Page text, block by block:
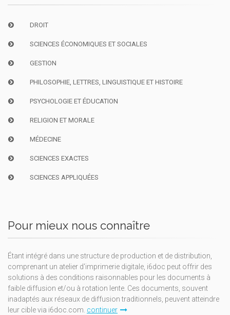
DROIT
SCIENCES ÉCONOMIQUES ET SOCIALES
GESTION
PHILOSOPHIE, LETTRES, LINGUISTIQUE ET HISTOIRE
PSYCHOLOGIE ET ÉDUCATION
RELIGION ET MORALE
MÉDECINE
SCIENCES EXACTES
SCIENCES APPLIQUÉES
Pour mieux nous connaître
Étant intégré dans une structure de production et de distribution,
comprenant un atelier d'imprimerie digitale, i6doc peut offrir des
solutions à des conditions raisonnables pour les documents à
faible diffusion et/ou à rotation lente. Ces documents, souvent
inadaptés aux réseaux de diffusion traditionnels, peuvent atteindre
leur cible via i6doc.com. continuer